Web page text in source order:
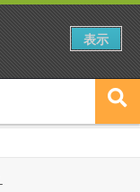
表示